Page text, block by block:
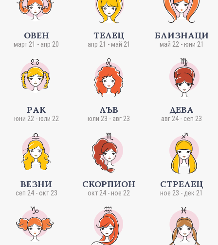
ОВЕН
март 21 - апр 20
ТЕЛЕЦ
апр 21 - май 21
БЛИЗНАЦИ
май 22 - юни 21
РАК
юни 22 - юли 22
ЛЪВ
юли 23 - авг 23
ДЕВА
авг 24 - сеп 23
ВЕЗНИ
сеп 24 - окт 23
СКОРПИОН
окт 24 - ное 22
СТРЕЛЕЦ
ное 23 - дек 21